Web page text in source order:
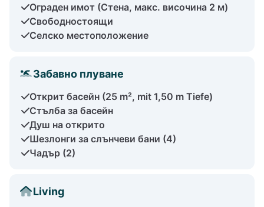
Ограден имот (Стена, макс. височина 2 м)
Свободностоящи
Селско местоположение
Забавно плуване
Открит басейн (25 m², mit 1,50 m Tiefe)
Стълба за басейн
Душ на открито
Шезлонги за слънчеви бани (4)
Чадър (2)
Living